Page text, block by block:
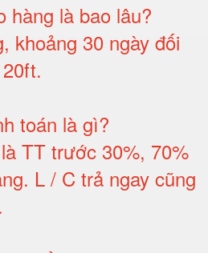
hàng là bao lâu?
khoảng 30 ngày đối
.
toán là gì?
TT trước 30%, 70%
L / C trả ngay cũng
.